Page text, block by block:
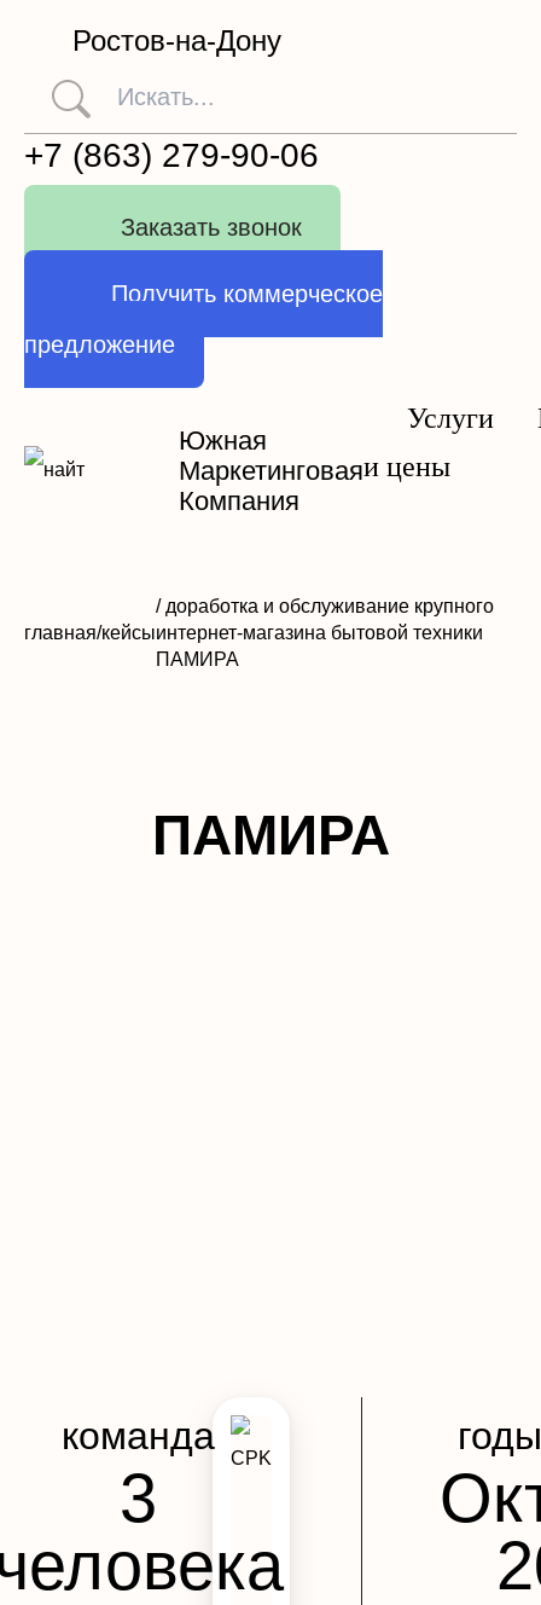
Ростов-на-Дону
+7 (863) 279-90-06
Заказать звонок
Получить коммерческое
предложение
Южная
Маркетинговая
Компания
Услуги
и цены
главная/кейсы
/ доработка и обслуживание крупного
интернет-магазина бытовой техники
ПАМИРА
ПАМИРА
команда
3